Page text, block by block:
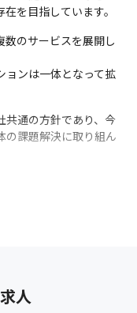
を目指しています。
のサービスを展開し
ョンは一体となって拡
共通の方針であり、今
の課題解決に取り組ん
人